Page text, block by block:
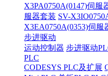
X3PA0750A(0147)伺服
服器套装 SV-
X3EA0750A(0353)伺服
步进驱动
运动控制器 步进驱动
PLC
CODESYS PLC及扩展